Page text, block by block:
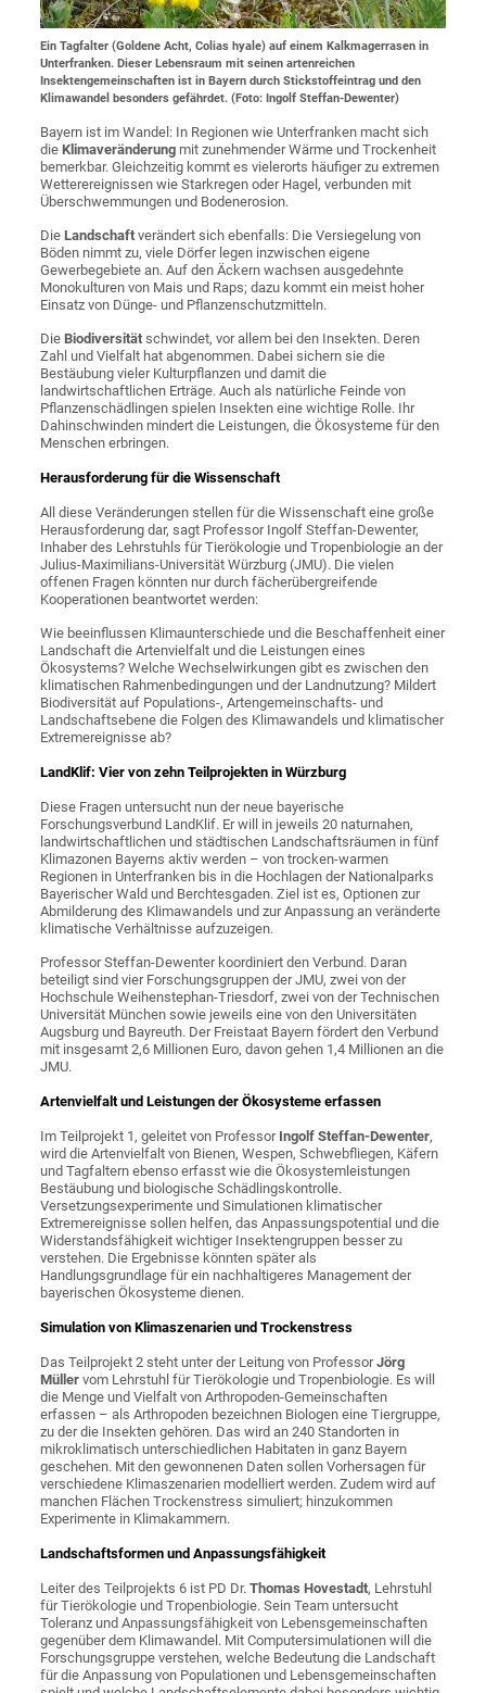
Ein Tagfalter (Goldene Acht, Colias hyale) auf einem Kalkmagerrasen in
Unterfranken. Dieser Lebensraum mit seinen artenreichen
Insektengemeinschaften ist in Bayern durch Stickstoffeintrag und den
Klimawandel besonders gefährdet. (Foto: Ingolf Steffan-Dewenter)
Bayern ist im Wandel: In Regionen wie Unterfranken macht sich
dieKlimaveränderung mit zunehmender Wärme und Trockenheit
bemerkbar. Gleichzeitig kommt es vielerorts häufiger zu extremen
Wetterereignissen wie Starkregen oder Hagel, verbunden mit
Überschwemmungen und Bodenerosion.
DieLandschaftverändert sich ebenfalls: Die Versiegelung von
Böden nimmt zu, viele Dörfer legen inzwischen eigene
Gewerbegebiete an. Auf den Äckern wachsen ausgedehnte
Monokulturen von Mais und Raps; dazu kommt ein meist hoher
Einsatz von Dünge- und Pflanzenschutzmitteln.
DieBiodiversitätschwindet, vor allem bei den Insekten. Deren
Zahl und Vielfalt hat abgenommen. Dabei sichern sie die
Bestäubung vieler Kulturpflanzen und damit die
landwirtschaftlichen Erträge. Auch als natürliche Feinde von
Pflanzenschädlingen spielen Insekten eine wichtige Rolle. Ihr
Dahinschwinden mindert die Leistungen, die Ökosysteme für den
Menschen erbringen.
Herausforderung für die Wissenschaft
All diese Veränderungen stellen für die Wissenschaft eine große
Herausforderung dar, sagt Professor Ingolf Steffan-Dewenter,
Inhaber des Lehrstuhls für Tierökologie und Tropenbiologie an der
Julius-Maximilians-Universität Würzburg (JMU). Die vielen
offenen Fragen könnten nur durch fächerübergreifende
Kooperationen beantwortet werden:
Wie beeinflussen Klimaunterschiede und die Beschaffenheit einer
Landschaft die Artenvielfalt und die Leistungen eines
Ökosystems? Welche Wechselwirkungen gibt es zwischen den
klimatischen Rahmenbedingungen und der Landnutzung? Mildert
Biodiversität auf Populations-, Artengemeinschafts- und
Landschaftsebene die Folgen des Klimawandels und klimatischer
Extremereignisse ab?
LandKlif: Vier von zehn Teilprojekten in Würzburg
Diese Fragen untersucht nun der neue bayerische
Forschungsverbund LandKlif. Er will in jeweils 20 naturnahen,
landwirtschaftlichen und städtischen Landschaftsräumen in fünf
Klimazonen Bayerns aktiv werden – von trocken-warmen
Regionen in Unterfranken bis in die Hochlagen der Nationalparks
Bayerischer Wald und Berchtesgaden. Ziel ist es, Optionen zur
Abmilderung des Klimawandels und zur Anpassung an veränderte
klimatische Verhältnisse aufzuzeigen.
Professor Steffan-Dewenter koordiniert den Verbund. Daran
beteiligt sind vier Forschungsgruppen der JMU, zwei von der
Hochschule Weihenstephan-Triesdorf, zwei von der Technischen
Universität München sowie jeweils eine von den Universitäten
Augsburg und Bayreuth. Der Freistaat Bayern fördert den Verbund
mit insgesamt 2,6 Millionen Euro, davon gehen 1,4 Millionen an die
JMU.
Artenvielfalt und Leistungen der Ökosysteme erfassen
Im Teilprojekt 1, geleitet von Professor Ingolf Steffan-Dewenter,
wird die Artenvielfalt von Bienen, Wespen, Schwebfliegen, Käfern
und Tagfaltern ebenso erfasst wie die Ökosystemleistungen
Bestäubung und biologische Schädlingskontrolle.
Versetzungsexperimente und Simulationen klimatischer
Extremereignisse sollen helfen, das Anpassungspotential und die
Widerstandsfähigkeit wichtiger Insektengruppen besser zu
verstehen. Die Ergebnisse könnten später als
Handlungsgrundlage für ein nachhaltigeres Management der
bayerischen Ökosysteme dienen.
Simulation von Klimaszenarien und Trockenstress
Das Teilprojekt 2 steht unter der Leitung von ProfessorJörg
Müller vom Lehrstuhl für Tierökologie und Tropenbiologie. Es will
die Menge und Vielfalt von Arthropoden-Gemeinschaften
erfassen – als Arthropoden bezeichnen Biologen eine Tiergruppe,
zu der die Insekten gehören. Das wird an 240 Standorten in
mikroklimatisch unterschiedlichen Habitaten in ganz Bayern
geschehen. Mit den gewonnenen Daten sollen Vorhersagen für
verschiedene Klimaszenarien modelliert werden. Zudem wird auf
manchen Flächen Trockenstress simuliert; hinzukommen
Experimente in Klimakammern.
Landschaftsformen und Anpassungsfähigkeit
Leiter des Teilprojekts 6 ist PD Dr.Thomas Hovestadt, Lehrstuhl
für Tierökologie und Tropenbiologie. Sein Team untersucht
Toleranz und Anpassungsfähigkeit von Lebensgemeinschaften
gegenüber dem Klimawandel. Mit Computersimulationen will die
Forschungsgruppe verstehen, welche Bedeutung die Landschaft
für die Anpassung von Populationen und Lebensgemeinschaften